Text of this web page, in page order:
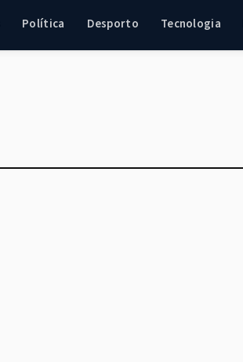
Política Desporto Tecnologia